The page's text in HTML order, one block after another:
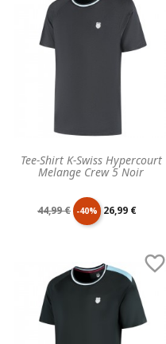
base
Tee-Shirt K-Swiss Hypercourt
Melange Crew 5 Noir
Prix
base
44,99 € -40% Prix
26,99 €
